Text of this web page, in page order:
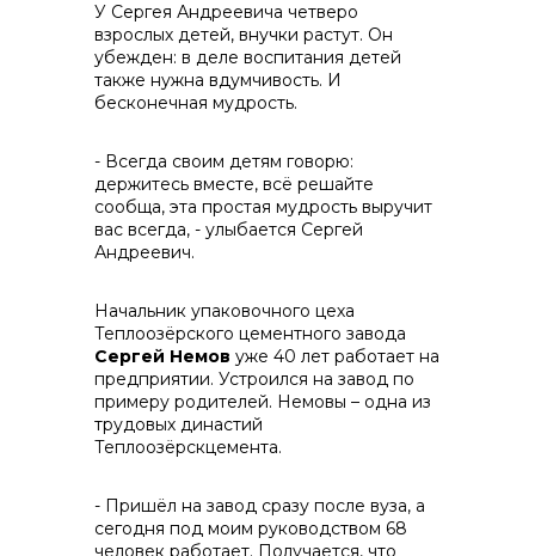
info@vostokcement.ru
У Сергея Андреевича четверо
взрослых детей, внучки растут. Он
убежден: в деле воспитания детей
также нужна вдумчивость. И
бесконечная мудрость.
- Всегда своим детям говорю:
держитесь вместе, всё решайте
сообща, эта простая мудрость выручит
вас всегда, - улыбается Сергей
Андреевич.
Начальник упаковочного цеха
Теплоозёрского цементного завода
Сергей Немов уже 40 лет работает на
предприятии. Устроился на завод по
примеру родителей. Немовы – одна из
трудовых династий
Теплоозёрскцемента.
- Пришёл на завод сразу после вуза, а
сегодня под моим руководством 68
человек работает. Получается, что